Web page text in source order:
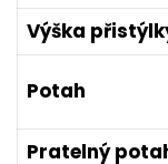
Výška
Potah
Pratelný